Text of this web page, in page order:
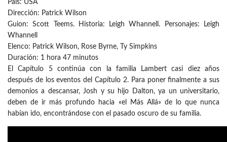
País: USA
Dirección: Patrick Wilson
Guion: Scott Teems. Historia: Leigh Whannell. Personajes: Leigh
Whannell
Elenco: Patrick Wilson, Rose Byrne, Ty Simpkins
Duración: 1 hora 47 minutos
El Capítulo 5 continúa con la familia Lambert casi diez años
después de los eventos del Capítulo 2. Para poner finalmente a sus
demonios a descansar, Josh y su hijo Dalton, ya un universitario,
deben de ir más profundo hacia «el Más Allá» de lo que nunca
habían ido, encontrándose con el pasado oscuro de su familia.